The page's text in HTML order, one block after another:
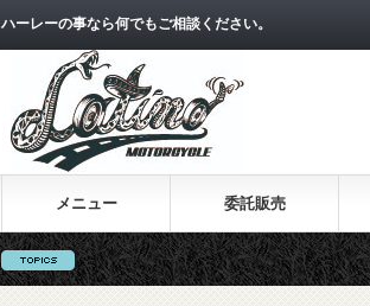
ハーレーの事なら何でもご相談ください。
メニュー 委託販売